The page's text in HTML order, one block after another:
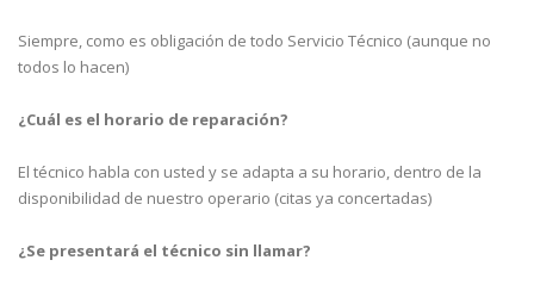
Siempre, como es obligación de todo Servicio Técnico (aunque no
todos lo hacen)
¿Cuál es el horario de reparación?
El técnico habla con usted y se adapta a su horario, dentro de la
disponibilidad de nuestro operario (citas ya concertadas)
¿Se presentará el técnico sin llamar?